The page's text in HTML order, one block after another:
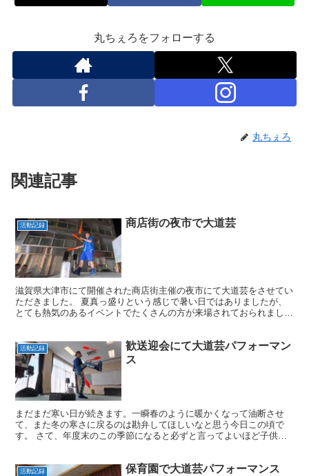
丸ちぇろをフォローする
丸ちぇろ
関連記事
活動記録 商店街の夜市で大道芸
滋賀県大津市にて開催された商店街主催の夜市にて大道芸をさせてい
ただきました。 夏真っ盛りという感じで暑い日ではありましたが、
とても熱気のあるイベントでたくさんの方が来場されておられまし
活動記録
歓送迎会にて大道芸パフォーマン
ス
まだまだ寒い日が続きます。一瞬春のように暖かくなって油断させ
て、また冬の寒さに戻るのは勘弁してほしいなと思う今日この頃で
す。 さて、年度末のこの季節になると必ずと言ってよいほど子供会
活動記録
保育園で大道芸パフォーマンス